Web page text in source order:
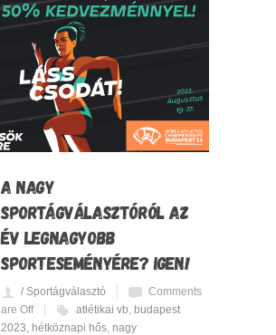
A NAGY
SPORTÁGVÁLASZTÓRÓL AZ
ÉV LEGNAGYOBB
SPORTESEMÉNYÉRE? IGEN!
/ Sportágválasztó
Comments
are Off
atlétikai vb, budapest
2023, hétköznapi hős, nagy